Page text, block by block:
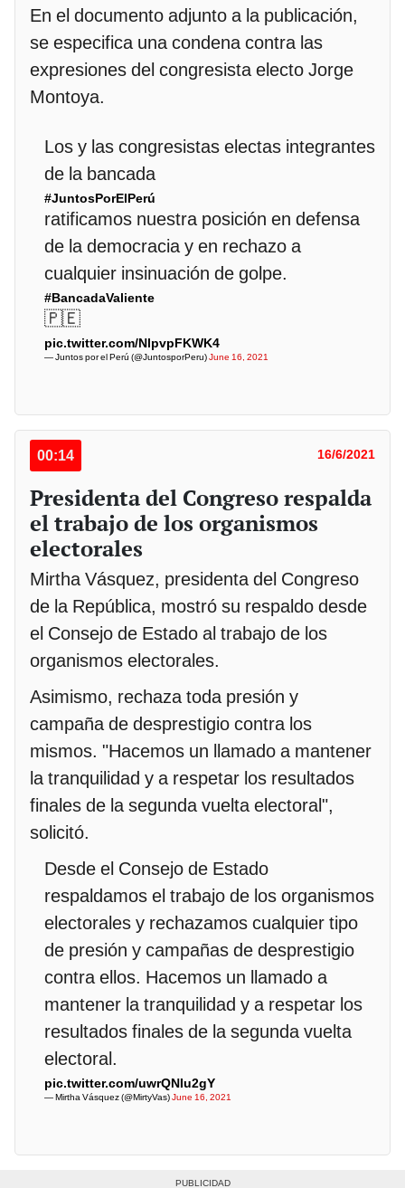
En el documento adjunto a la publicación,
se especifica una condena contra las
expresiones del congresista electo Jorge
Montoya.
Los y las congresistas electas integrantes
de la bancada
#JuntosPorElPerú
ratificamos nuestra posición en defensa
de la democracia y en rechazo a
cualquier insinuación de golpe.
#BancadaValiente
🇵🇪
pic.twitter.com/NlpvpFKWK4
— Juntos por el Perú (@JuntosporPeru)June 16, 2021
00:14 16/6/2021
Presidenta del Congreso respalda
el trabajo de los organismos
electorales
Mirtha Vásquez, presidenta del Congreso
de la República, mostró su respaldo desde
el Consejo de Estado al trabajo de los
organismos electorales.
Asimismo, rechaza toda presión y
campaña de desprestigio contra los
mismos. "Hacemos un llamado a mantener
la tranquilidad y a respetar los resultados
finales de la segunda vuelta electoral",
solicitó.
Desde el Consejo de Estado
respaldamos el trabajo de los organismos
electorales y rechazamos cualquier tipo
de presión y campañas de desprestigio
contra ellos. Hacemos un llamado a
mantener la tranquilidad y a respetar los
resultados finales de la segunda vuelta
electoral.
pic.twitter.com/uwrQNIu2gY
— Mirtha Vásquez (@MirtyVas)June 16, 2021